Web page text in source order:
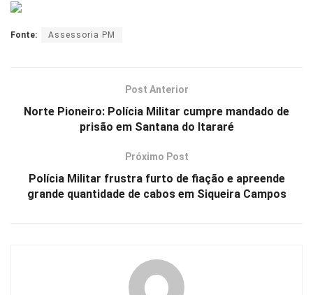
Fonte: Assessoria PM
Post Anterior
Norte Pioneiro: Polícia Militar cumpre mandado de
prisão em Santana do Itararé
Próximo Post
Polícia Militar frustra furto de fiação e apreende
grande quantidade de cabos em Siqueira Campos